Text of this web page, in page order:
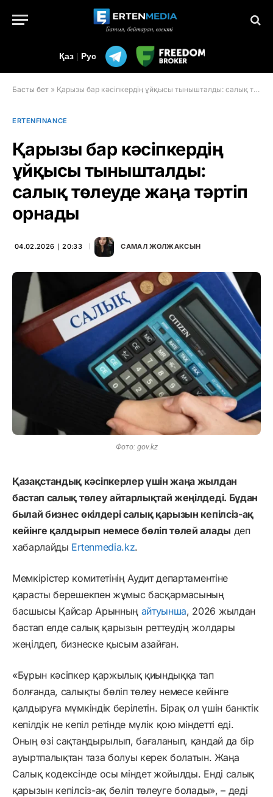
Қаз | Рус
Басты бет » Қарызы бар кәсіпкердің ұйқысы тынышталды: салық төлеуде жаңа тәртіп орнады
ERTENFINANCE
Қарызы бар кәсіпкердің
ұйқысы тынышталды:
салық төлеуде жаңа тәртіп
орнады
04.02.2026 ∣ 20:33 САМАЛ ЖОЛЖАКСЫН
Фото: gov.kz
Қазақстандық кәсіпкерлер үшін жаңа жылдан
бастап салық төлеу айтарлықтай жеңілдеді. Бұдан
былай бизнес өкілдері салық қарызын кепілсіз-ақ
кейінге қалдырып немесе бөліп төлей алады деп
хабарлайды Ertenmedia.kz.
Мемкірістер комитетінің Аудит департаментіне
қарасты берешекпен жұмыс басқармасының
басшысы Қайсар Арынның айтуынша, 2026 жылдан
бастап елде салық қарызын реттеудің жолдары
жеңілдеп, бизнеске қысым азайған.
«Бұрын кәсіпкер қаржылық қиындыққа тап
болғанда, салықты бөліп төлеу немесе кейінге
қалдыруға мүмкіндік берілетін. Бірақ ол үшін банктік
кепілдік не кепіл ретінде мүлік қою міндетті еді.
Оның өзі сақтандырылып, бағаланып, қандай да бір
ауыртпалықтан таза болуы керек болатын. Жаңа
Салық кодексінде осы міндет жойылды. Енді салық
қарызын кепілсіз-ақ бөліп төлеуге болады», – деді